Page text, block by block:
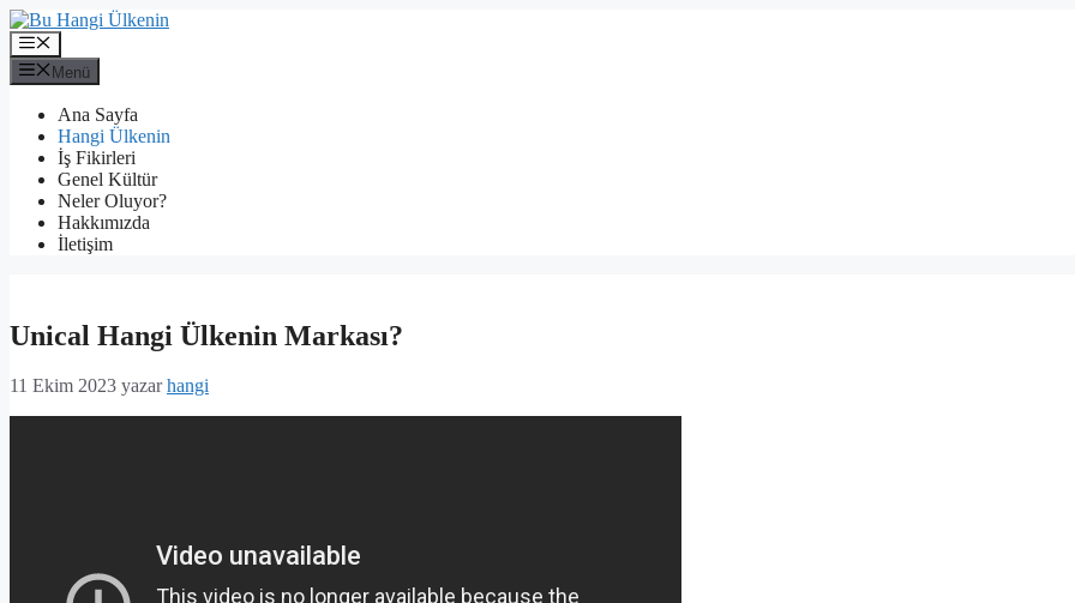
İçeriğe
atla
Menü
Menü
Ana Sayfa
Hangi Ülkenin
İş Fikirleri
Genel Kültür
Neler Oluyor?
Hakkımızda
İletişim
Unical Hangi Ülkenin Markası?
11 Ekim 2023 yazarhangi